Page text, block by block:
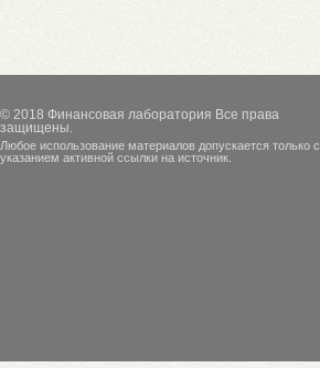
© 2018 Финансовая лаборатория Все права
защищены.
Любое использование материалов допускается только с
указанием активной ссылки на источник.